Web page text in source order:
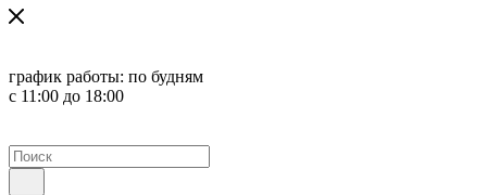
график работы: по будням
с 11:00 до 18:00